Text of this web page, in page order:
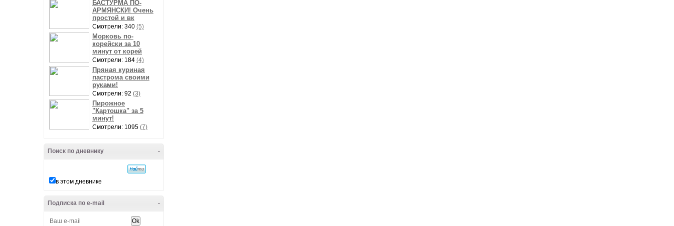
БАСТУРМА ПО-
АРМЯНСКИ! Очень
простой и вк
Смотрели: 340 (5)
Морковь по-
корейски за 10
минут от корей
Смотрели: 184 (4)
Пряная куриная
пастрома своими
руками!
Смотрели: 92 (3)
Пирожное
"Картошка" за 5
минут!
Смотрели: 1095 (7)
-
Поиск по дневнику
в этом дневнике
-
Подписка по e-mail